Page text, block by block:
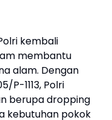
kembali
membantu
alam. Dengan
P-1113, Polri
berupa dropping
kebutuhan pokok